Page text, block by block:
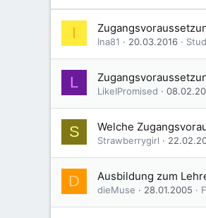
I Ina81 20.03.2016
L LikeIPromised
S Welche
Strawberrygirl
D Ausbildung zum
dieMuse 28.01.2005